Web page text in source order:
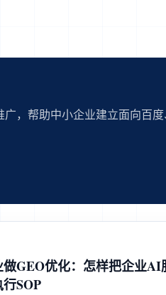
，帮助中小企业建立面向百
做GEO优化：怎样把企业AI
SOP